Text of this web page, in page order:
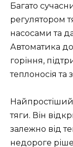
Багато
регулятором
насосами та
Автоматика
горіння,
теплоносія та
тяги. Він
залежно від
недороге